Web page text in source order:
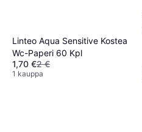
Linteo Aqua Sensitive Kostea
Wc-Paperi 60 Kpl
1,70 €2 €
1 kauppa